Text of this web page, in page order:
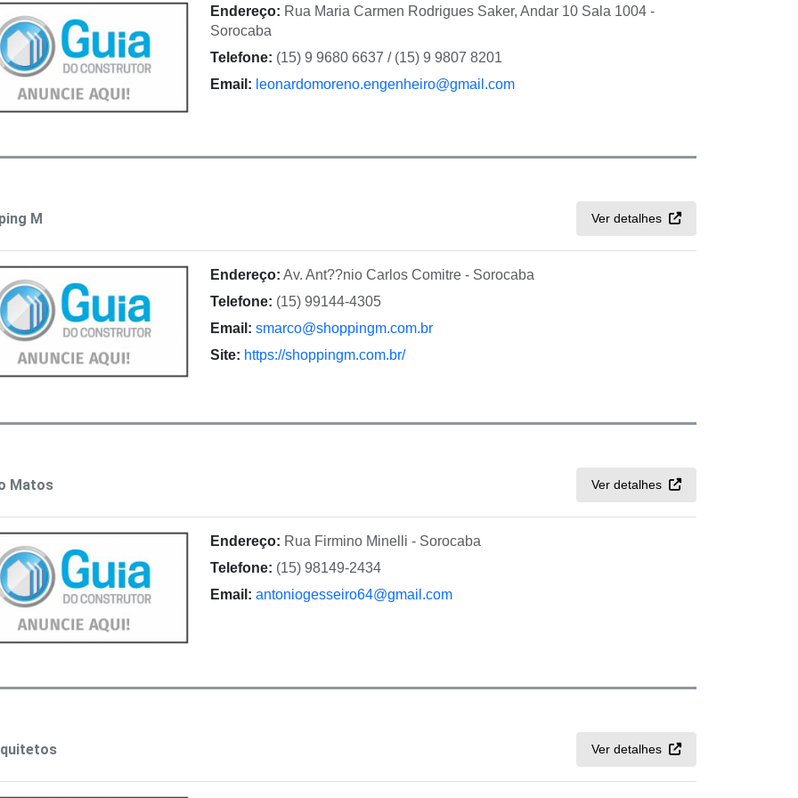
Endereço: Rua Maria Carmen Rodrigues Saker, Andar 10 Sala 1004 -
Sorocaba
Telefone: (15) 9 9680 6637 / (15) 9 9807 8201
Email: leonardomoreno.engenheiro@gmail.com
M Ver detalhes
Endereço: Av. Ant??nio Carlos Comitre - Sorocaba
Telefone: (15) 99144-4305
Email: smarco@shoppingm.com.br
Site: https://shoppingm.com.br/
Matos Ver detalhes
Endereço: Rua Firmino Minelli - Sorocaba
Telefone: (15) 98149-2434
Email: antoniogesseiro64@gmail.com
Ver detalhes